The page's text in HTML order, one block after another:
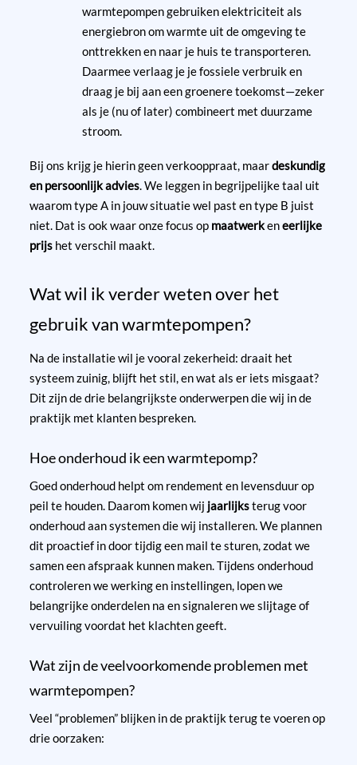
warmtepompen gebruiken elektriciteit als
energiebron om warmte uit de omgeving te
onttrekken en naar je huis te transporteren.
Daarmee verlaag je je fossiele verbruik en
draag je bij aan een groenere toekomst—zeker
als je (nu of later) combineert met duurzame
stroom.
Bij ons krijg je hierin geen verkooppraat, maardeskundig
en persoonlijk advies. We leggen in begrijpelijke taal uit
waarom type A in jouw situatie wel past en type B juist
niet. Dat is ook waar onze focus op maatwerkeneerlijke
prijs het verschil maakt.
Wat wil ik verder weten over het
gebruik van warmtepompen?
Na de installatie wil je vooral zekerheid: draait het
systeem zuinig, blijft het stil, en wat als er iets misgaat?
Dit zijn de drie belangrijkste onderwerpen die wij in de
praktijk met klanten bespreken.
Hoe onderhoud ik een warmtepomp?
Goed onderhoud helpt om rendement en levensduur op
peil te houden. Daarom komen wij jaarlijksterug voor
onderhoud aan systemen die wij installeren. We plannen
dit proactief in door tijdig een mail te sturen, zodat we
samen een afspraak kunnen maken. Tijdens onderhoud
controleren we werking en instellingen, lopen we
belangrijke onderdelen na en signaleren we slijtage of
vervuiling voordat het klachten geeft.
Wat zijn de veelvoorkomende problemen met
warmtepompen?
Veel “problemen” blijken in de praktijk terug te voeren op
drie oorzaken: